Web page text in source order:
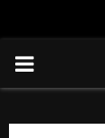
PRIMARY